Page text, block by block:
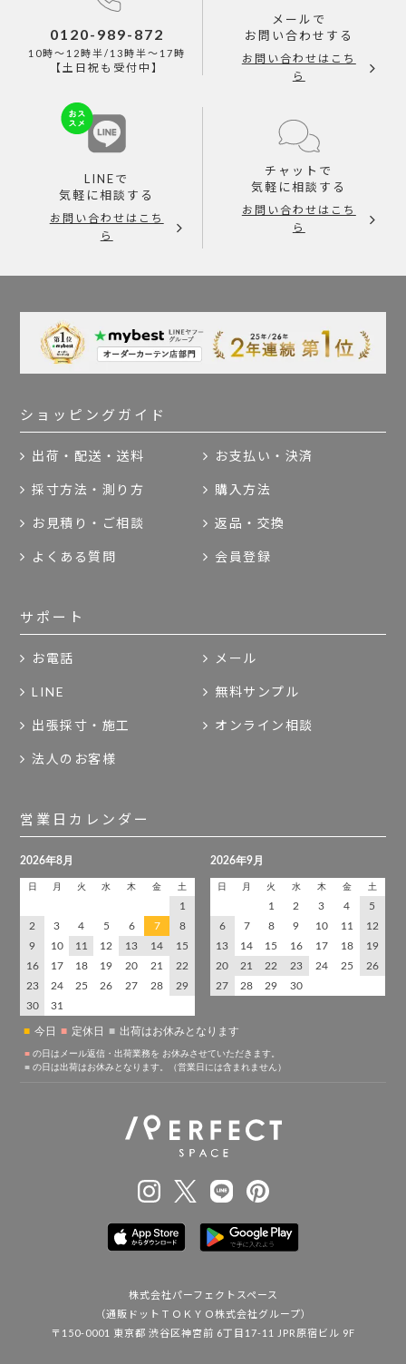
0120-989-872
10時～12時半/13時半～17時
【土日祝も受付中】
メールで
お問い合わせする
お問い合わせはこち
ら
LINEで
気軽に相談する
お問い合わせはこち
ら
チャットで
気軽に相談する
お問い合わせはこち
ら
ショッピングガイド
出荷・配送・送料 お支払い・決済
採寸方法・測り方 購入方法
お見積り・ご相談 返品・交換
よくある質問 会員登録
サポート
お電話 メール
LINE 無料サンプル
出張採寸・施工 オンライン相談
法人のお客様
営業日カレンダー
株式会社パーフェクトスペース
（通販ドットＴＯＫＹＯ株式会社グループ）
〒150-0001 東京都 渋谷区神宮前 6丁目17-11 JPR原宿ビル 9F